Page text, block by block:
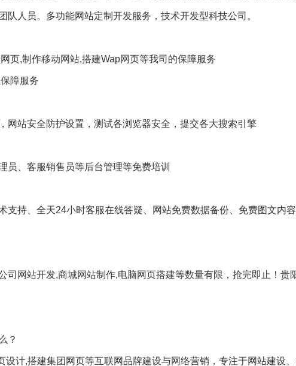
队人员。多功能网站定制开发服务，技术开发型科技公司。
页,制作移动网站,搭建Wap网页等我司的保障服务
障服务
网站安全防护设置，测试各浏览器安全，提交各大搜索引擎
员、客服销售员等后台管理等免费培训
支持、全天24小时客服在线答疑、网站免费数据备份、免费图文内
司网站开发,商城网站制作,电脑网页搭建等数量有限，抢完即止！贵
？
设计,搭建集团网页等互联网品牌建设与网络营销，专注于网站建设